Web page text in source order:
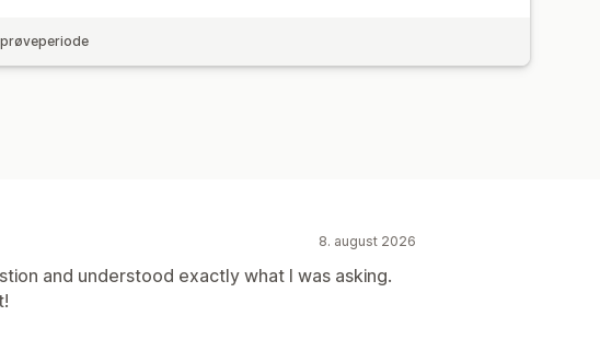
8. august 2026
and understood exactly what I was asking.